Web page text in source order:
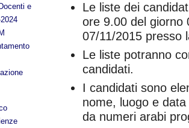
e
Le liste dei
ore 9.00 del giorno
07/11/2015 presso
Le liste potranno
candidati.
I candidati sono
nome, luogo e
da numeri arabi